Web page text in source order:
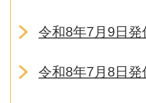
令和8年7月9日発
令和8年7月8日発